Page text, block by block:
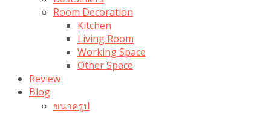
Room Decoration
Kitchen
Living Room
Working Space
Other Space
Review
Blog
ขนาดรูป